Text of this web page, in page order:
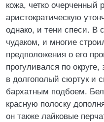
кожа, четко очерченный
аристократическую
однако, и тени спеси. В
чудаком, и многие
предположения о его
прогуливался по
в долгополый сюртук и
бархатным подбоем.
красную полоску
он также лайковые